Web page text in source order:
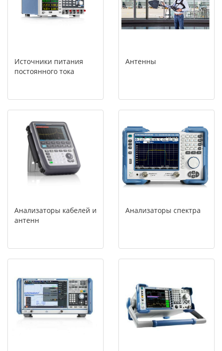
Источники питания
постоянного тока
Антенны
Анализаторы кабелей и
антенн
Анализаторы спектра